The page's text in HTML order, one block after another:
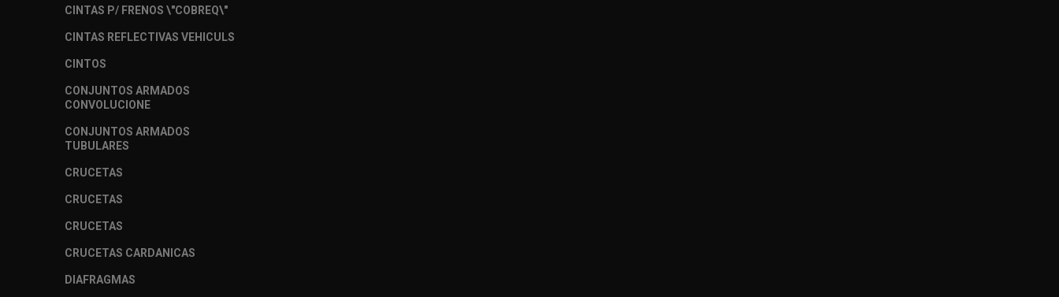
CINTAS P/ FRENOS \"COBREQ\"
CINTAS REFLECTIVAS VEHICULS
CINTOS
CONJUNTOS ARMADOS
CONVOLUCIONE
CONJUNTOS ARMADOS
TUBULARES
CRUCETAS
CRUCETAS
CRUCETAS
CRUCETAS CARDANICAS
DIAFRAGMAS